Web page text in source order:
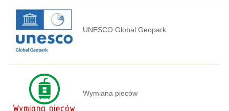
UNESCO Global Geopark
Wymiana pieców